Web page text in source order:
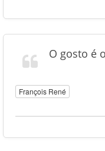
O gosto é
François René